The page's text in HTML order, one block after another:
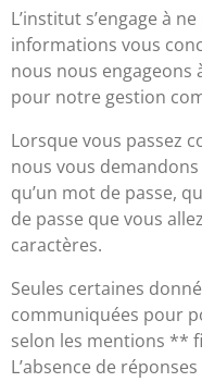
L’institut s’engage à
informations vous
nous nous engageons
pour notre gestion
Lorsque vous passez
nous vous
qu’un mot de passe,
de passe que vous
caractères.
Seules certaines
communiquées pour
selon les mentions **
L’absence de